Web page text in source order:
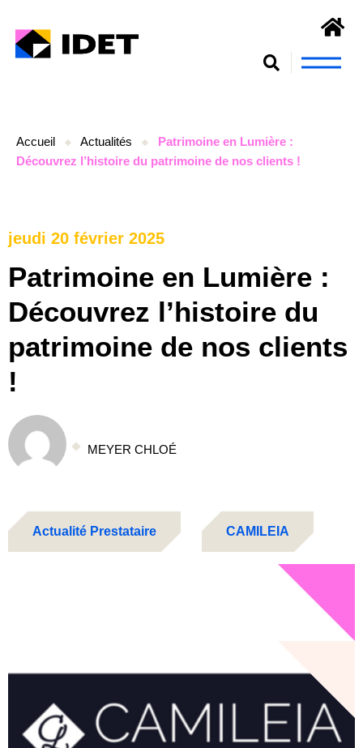
Accueil Actualités
Patrimoine en Lumière :
Découvrez l’histoire du patrimoine de nos clients !
jeudi 20 février 2025
Patrimoine en Lumière :
Découvrez l’histoire du
patrimoine de nos clients
!
MEYER CHLOÉ